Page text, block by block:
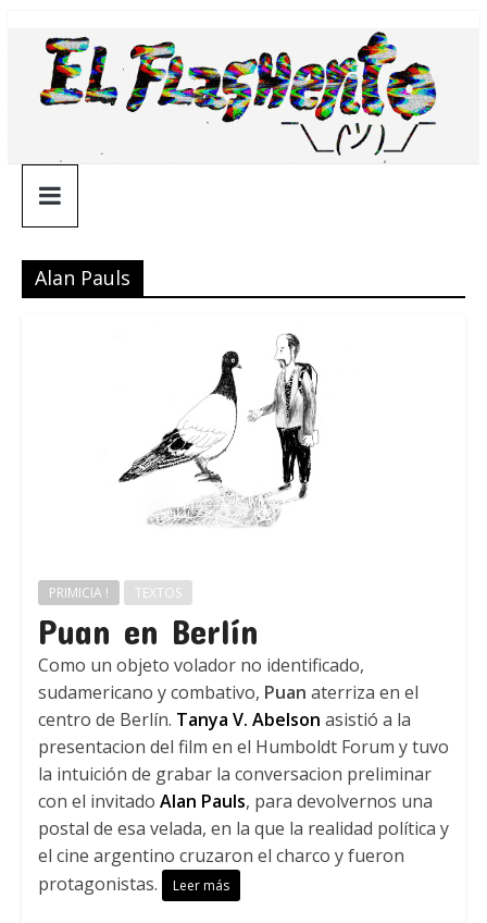
contenido
¯\_(ツ)_/
¯
Alan Pauls
PRIMICIA ! TEXTOS
Puan en Berlín
Como un objeto volador no identificado,
sudamericano y combativo, Puan aterriza en el
centro de Berlín. Tanya V. Abelson asistió a la
presentacion del film en el Humboldt Forum y tuvo
la intuición de grabar la conversacion preliminar
con el invitado Alan Pauls, para devolvernos una
postal de esa velada, en la que la realidad política y
el cine argentino cruzaron el charco y fueron
protagonistas.
Leer más